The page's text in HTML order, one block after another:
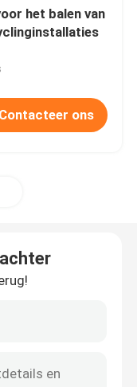
het balen van
Contacteer ons